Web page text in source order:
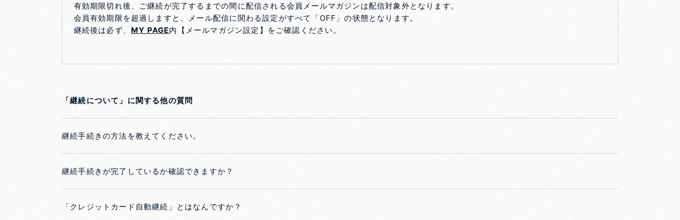
有効期限切れ後、ご継続が完了するまでの間に配信される会員メールマガジンは配信対象外となります。
会員有効期限を超過しますと、メール配信に関わる設定がすべて「OFF」の状態となります。
継続後は必ず、 MY PAGE内【メールマガジン設定】をご確認ください。
「継続について」に関する他の質問
継続手続きの方法を教えてください。
継続手続きが完了しているか確認できますか？
「クレジットカード自動継続」とはなんですか？